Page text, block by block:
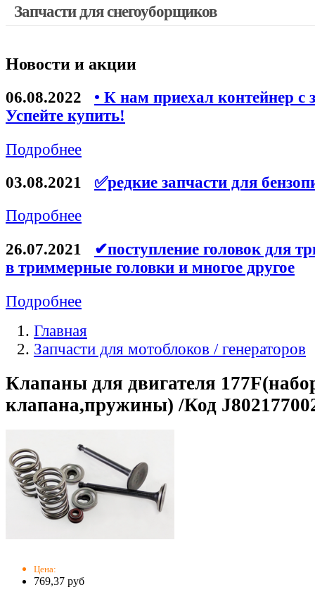
Запчасти для УШМ (болгарок)
Запчасти для электроинструмента другие
Запчасти для компрессоров
Конденсаторы
Ремни для электроинструмента
Запчасти для снегоуборщиков
Новости и акции
06.08.2022
• К нам приехал контейнер с
Успейте купить!
Подробнее
03.08.2021
✅редкие запчасти для
Подробнее
26.07.2021
✔поступление головок для
в триммерные головки и многое другое
Подробнее
Главная
Запчасти для мотоблоков / генераторов
Клапаны для двигателя
клапана,пружины) /Код
Цена:
769,37 руб